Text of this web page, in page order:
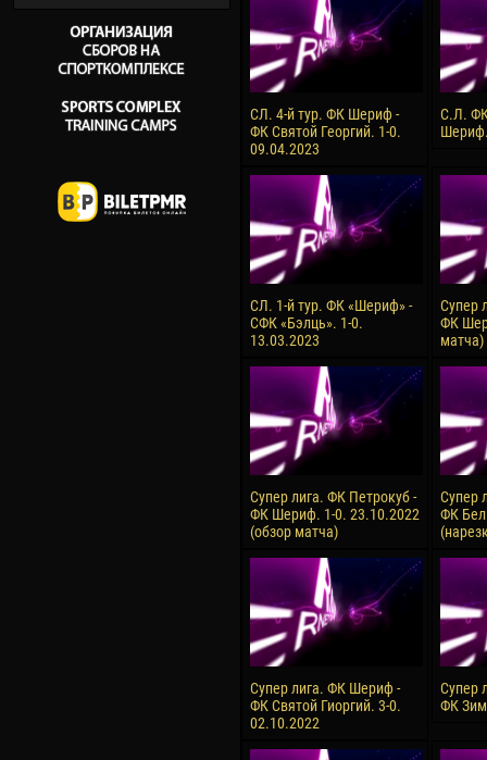
СЛ. 4-й тур. ФК Шериф -
ФК Святой Георгий. 1-0.
09.04.2023
С.Л.
СЛ. 1-й тур. ФК «Шериф» -
СФК «Бэлць». 1-0.
13.03.2023
Супер
ФК
Супер лига. ФК Петрокуб -
ФК Шериф. 1-0. 23.10.2022
(обзор матча)
Супер
ФК
Супер лига. ФК Шериф -
ФК Святой Гиоргий. 3-0.
02.10.2022
Супер
ФК